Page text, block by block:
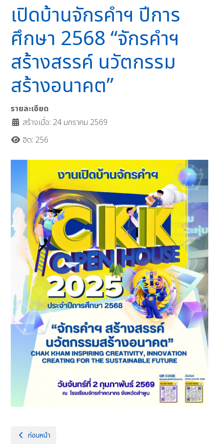
เปิดบ้านจักรคำฯ ปีการ
ศึกษา 2568 “จักรคำฯ
สร้างสรรค์ นวัตกรรม
สร้างอนาคต”
รายละเอียด
สร้างเมื่อ: 24 มกราคม 2569
ฮิต: 256
เนื้อหาก่อนหน้า: การแข่งขันศิลปหัตถกรรมนักเรียน ครั้งที่ 73 ปีการศึกษา
ก่อนหน้า